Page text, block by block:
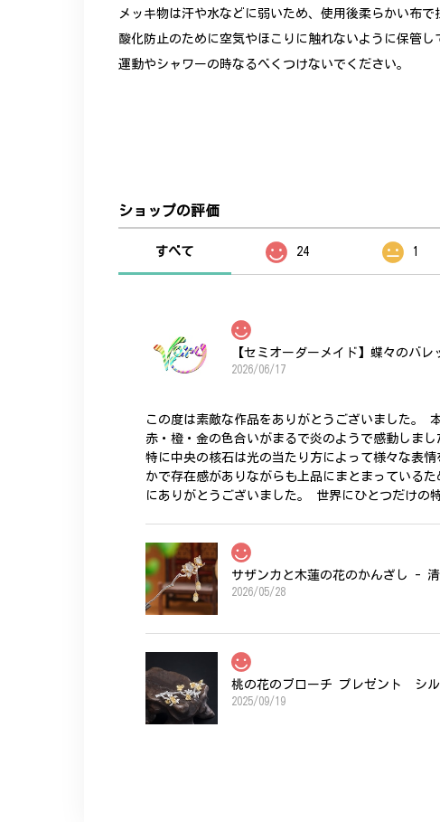
メッキ物は汗や水などに弱いため、使用後柔らかい布で
酸化防止のために空気やほこりに触れないように保管し
運動やシャワーの時なるべくつけないでください。
ショップの評価
すべて 24 1
【セミオーダーメイド】蝶々のバレ
2026/06/17
この度は素敵な作品をありがとうございました。
赤・橙・金の色合いがまるで炎のようで感動しま
特に中央の核石は光の当たり方によって様々な表
かで存在感がありながらも上品にまとまっている
にありがとうございました。 世界にひとつだけの
サザンカと木蓮の花のかんざし -
2026/05/28
桃の花のブローチ プレゼント シ
2025/09/19